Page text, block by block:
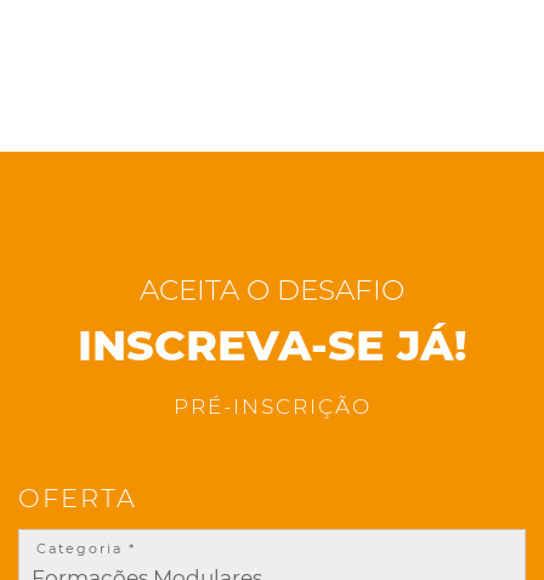
ACEITA O DESAFIO
INSCREVA-SE JÁ!
PRÉ-INSCRIÇÃO
OFERTA
Categoria *